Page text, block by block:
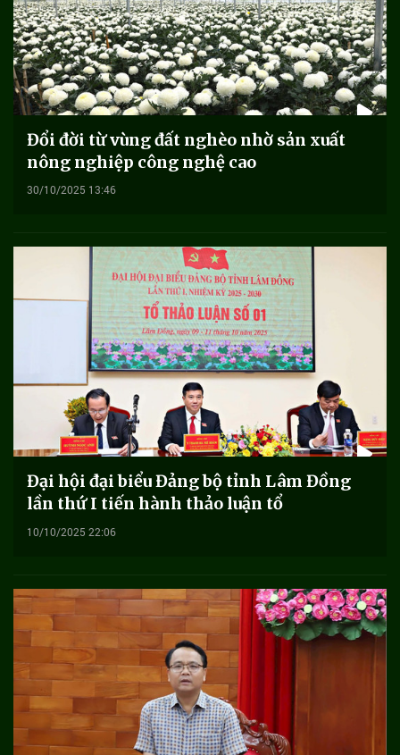
Đổi đời từ vùng đất nghèo nhờ sản xuất
nông nghiệp công nghệ cao
30/10/2025 13:46
Đại hội đại biểu Đảng bộ tỉnh Lâm Đồng
lần thứ I tiến hành thảo luận tổ
10/10/2025 22:06